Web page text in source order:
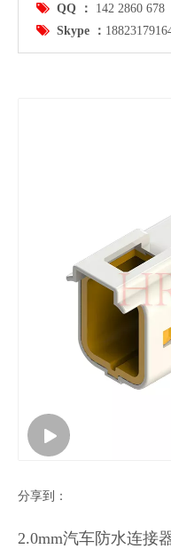
 QQ ： 142 2860 678
 Skype ：
分享到：
2.0mm汽车防水连接